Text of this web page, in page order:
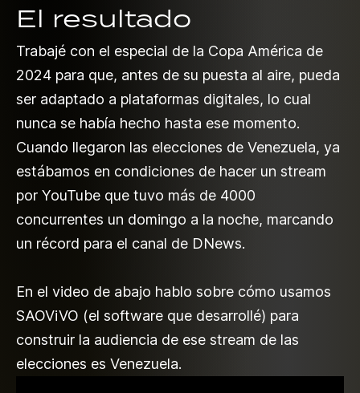
El resultado
Trabajé con el especial de la Copa América de
2024 para que, antes de su puesta al aire, pueda
ser adaptado a plataformas digitales, lo cual
nunca se había hecho hasta ese momento.
Cuando llegaron las elecciones de Venezuela, ya
estábamos en condiciones de hacer un stream
por YouTube que tuvo más de 4000
concurrentes un domingo a la noche, marcando
un récord para el canal de DNews.
En el video de abajo hablo sobre cómo usamos
SAOViVO (el software que desarrollé) para
construir la audiencia de ese stream de las
elecciones es Venezuela.